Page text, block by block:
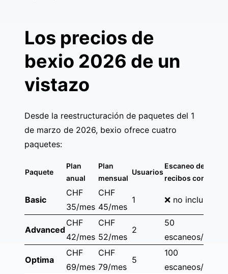
Los precios de
bexio 2026 de un
vistazo
Desde la reestructuración de paquetes del 1
de marzo de 2026, bexio ofrece cuatro
paquetes:
Paquete
Plan
anual
Plan
mensual
Usuarios
Escaneo de
recibos con IA
Basic
CHF
35/mes
CHF
45/mes
1 ❌ no incluido
Advanced
CHF
42/mes
CHF
52/mes
2
50
escaneos/mes
Optima
CHF
69/mes
CHF
79/mes
5
100
escaneos/mes